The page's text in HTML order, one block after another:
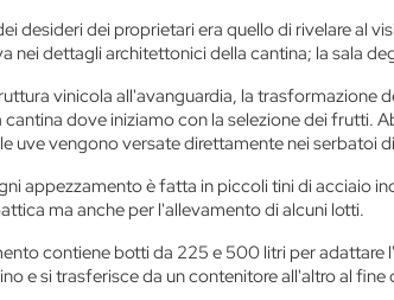
desideri dei proprietari era quello di rivelare al
nei dettagli architettonici della cantina; la sala
vinicola all'avanguardia, la
cantina dove iniziamo con la selezione dei frutti.
uve vengono versate direttamente nei serbatoi
appezzamento è fatta in piccoli tini di acciaio
ma anche per l'allevamento di alcuni lotti.
contiene botti da 225 e 500 litri per
e si trasferisce da un contenitore all'altro al fine